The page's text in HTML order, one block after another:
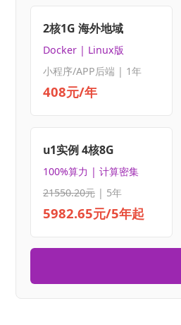
2核1G 海外地域
Docker | Linux版
小程序/APP后端 | 1年
408元/年
u1实例 4核8G
100%算力 | 计算密集
21550.20元| 5年
5982.65元/5年起